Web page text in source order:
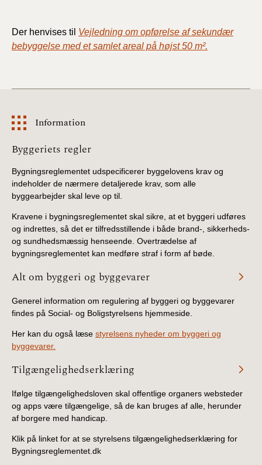
Der henvises til Vejledning om opførelse af sekundær
bebyggelse med et samlet areal på højst 50 m².
Information
Information
Byggeriets regler
Bygningsreglementet udspecificerer byggelovens krav og
indeholder de nærmere detaljerede krav, som alle
byggearbejder skal leve op til.
Kravene i bygningsreglementet skal sikre, at et byggeri udføres
og indrettes, så det er tilfredsstillende i både brand-, sikkerheds-
og sundhedsmæssig henseende. Overtrædelse af
bygningsreglementet kan medføre straf i form af bøde.
Alt om byggeri og byggevarer
Generel information om regulering af byggeri og byggevarer
findes på Social- og Boligstyrelsens hjemmeside.
Her kan du også læse styrelsens nyheder om byggeri og
byggevarer.
Tilgængelighedserklæring
Ifølge tilgængelighedsloven skal offentlige organers websteder
og apps være tilgængelige, så de kan bruges af alle, herunder
af borgere med handicap.
Klik på linket for at se styrelsens tilgængelighedserklæring for
Bygningsreglementet.dk